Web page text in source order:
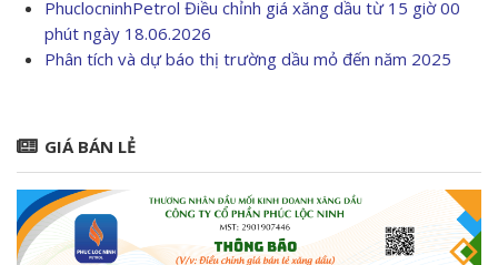
PhuclocninhPetrol Điều chỉnh giá xăng dầu từ 15 giờ 00
phút ngày 18.06.2026
Phân tích và dự báo thị trường dầu mỏ đến năm 2025
GIÁ BÁN LẺ